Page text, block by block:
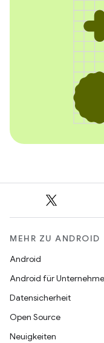
MEHR ZU ANDROID
Android
Android für
Datensicherheit
Open Source
Neuigkeiten